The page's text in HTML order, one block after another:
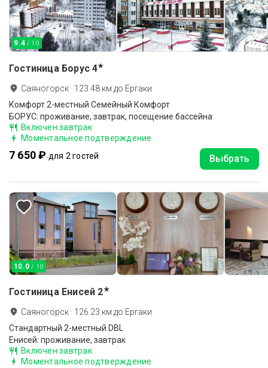
9.4 / 10
Гостиница Борус 4★
Саяногорск · 123.48 км до Ергаки
Комфорт 2-местный Семейный Комфорт
БОРУС: проживание, завтрак, посещение бассейна
Включен завтрак
Моментальное подтверждение
7 650 ₽ для 2 гостей Выбрать
10.0 / 10
Гостиница Енисей 2★
Саяногорск · 126.23 км до Ергаки
Стандартный 2-местный DBL
Енисей: проживание, завтрак
Включен завтрак
Моментальное подтверждение